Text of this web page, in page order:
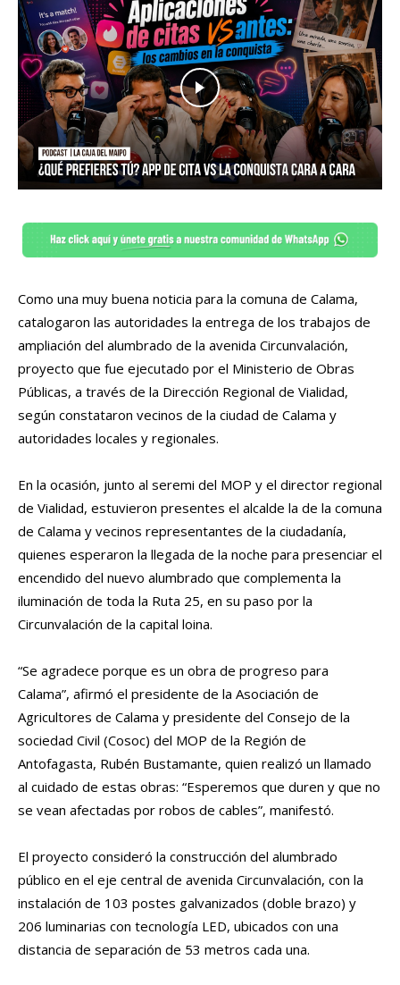
Como una muy buena noticia para la comuna de Calama,
catalogaron las autoridades la entrega de los trabajos de
ampliación del alumbrado de la avenida Circunvalación,
proyecto que fue ejecutado por el Ministerio de Obras
Públicas, a través de la Dirección Regional de Vialidad,
según constataron vecinos de la ciudad de Calama y
autoridades locales y regionales.
En la ocasión, junto al seremi del MOP y el director regional
de Vialidad, estuvieron presentes el alcalde la de la comuna
de Calama y vecinos representantes de la ciudadanía,
quienes esperaron la llegada de la noche para presenciar el
encendido del nuevo alumbrado que complementa la
iluminación de toda la Ruta 25, en su paso por la
Circunvalación de la capital loina.
“Se agradece porque es un obra de progreso para
Calama”, afirmó el presidente de la Asociación de
Agricultores de Calama y presidente del Consejo de la
sociedad Civil (Cosoc) del MOP de la Región de
Antofagasta, Rubén Bustamante, quien realizó un llamado
al cuidado de estas obras: “Esperemos que duren y que no
se vean afectadas por robos de cables”, manifestó.
El proyecto consideró la construcción del alumbrado
público en el eje central de avenida Circunvalación, con la
instalación de 103 postes galvanizados (doble brazo) y
206 luminarias con tecnología LED, ubicados con una
distancia de separación de 53 metros cada una.